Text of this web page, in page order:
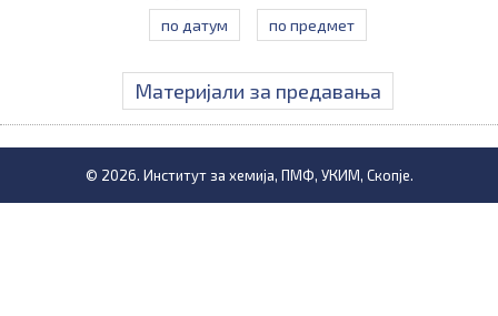
по датум по предмет
Материјали за предавања
© 2026. Институт за хемија, ПМФ, УКИМ, Скопје.